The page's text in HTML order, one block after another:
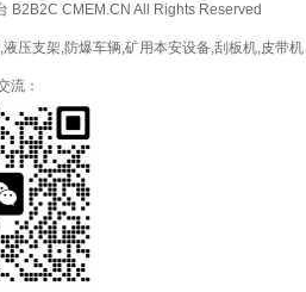
B2B2C CMEM.CN All Rights Reserved
压支架,防爆车辆,矿用本安设备,刮板机,皮带机
流：